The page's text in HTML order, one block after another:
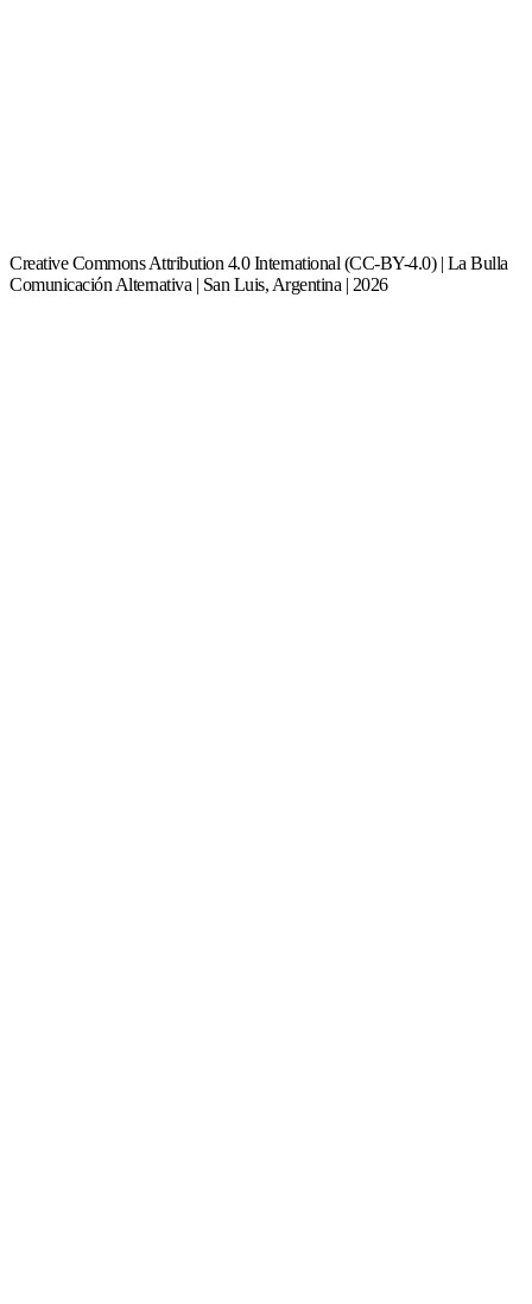
Creative Commons Attribution 4.0 International (CC-BY-4.0) | La Bulla
Comunicación Alternativa | San Luis, Argentina | 2026